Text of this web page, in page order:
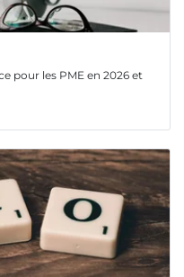
pour les PME en 2026 et